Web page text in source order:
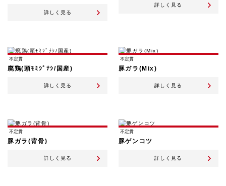
詳しく見る
詳しく見る
不定貫
廃鶏(頭ﾓﾐｼﾞﾅｼ/国産)
詳しく見る
不定貫
豚ガラ(Mix)
詳しく見る
不定貫
豚ガラ(背骨)
詳しく見る
不定貫
豚ゲンコツ
詳しく見る